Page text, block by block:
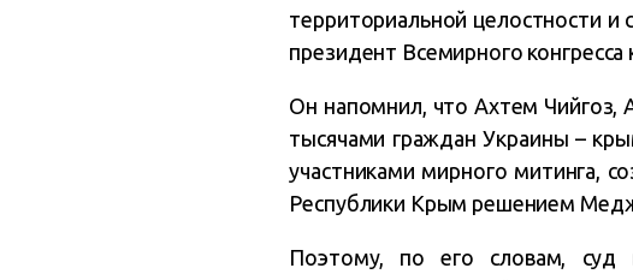
территориальной целостности и
президент Всемирного конгресса
Он напомнил, что Ахтем Чийгоз,
тысячами граждан Украины –
участниками мирного митинга,
Республики Крым решением
Поэтому, по его словам, суд